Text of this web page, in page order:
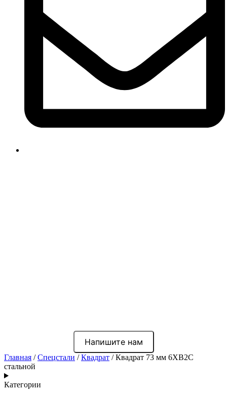
Напишите нам
Главная /Спецстали /Квадрат / Квадрат 73 мм 6ХВ2С
стальной
Категории